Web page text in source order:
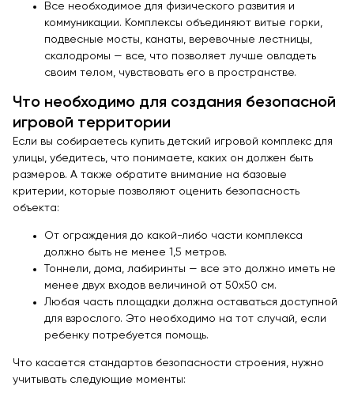
Все необходимое для физического развития и
коммуникации. Комплексы объединяют витые горки,
подвесные мосты, канаты, веревочные лестницы,
скалодромы — все, что позволяет лучше овладеть
своим телом, чувствовать его в пространстве.
Что необходимо для создания безопасной
игровой территории
Если вы собираетесь купить детский игровой комплекс для
улицы, убедитесь, что понимаете, каких он должен быть
размеров. А также обратите внимание на базовые
критерии, которые позволяют оценить безопасность
объекта:
От ограждения до какой-либо части комплекса
должно быть не менее 1,5 метров.
Тоннели, дома, лабиринты — все это должно иметь не
менее двух входов величиной от 50х50 см.
Любая часть площадки должна оставаться доступной
для взрослого. Это необходимо на тот случай, если
ребенку потребуется помощь.
Что касается стандартов безопасности строения, нужно
учитывать следующие моменты: